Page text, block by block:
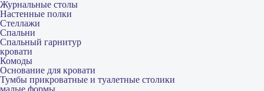
Журнальные столы
Настенные полки
Стеллажи
Спальни
Спальный гарнитур
кровати
Комоды
Основание для кровати
Тумбы прикроватные и туалетные столики
малые формы